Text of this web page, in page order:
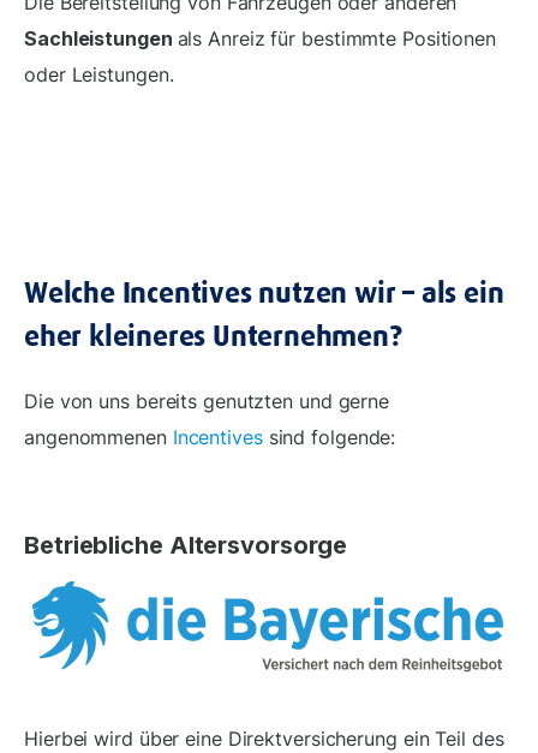
Sachleistungen als Anreiz für bestimmte Positionen
oder Leistungen.
Welche Incentives nutzen wir – als ein
eher kleineres Unternehmen?
Die von uns bereits genutzten und gerne
angenommenen Incentivessind folgende:
Betriebliche Altersvorsorge
Hierbei wird über eine Direktversicherung ein Teil des